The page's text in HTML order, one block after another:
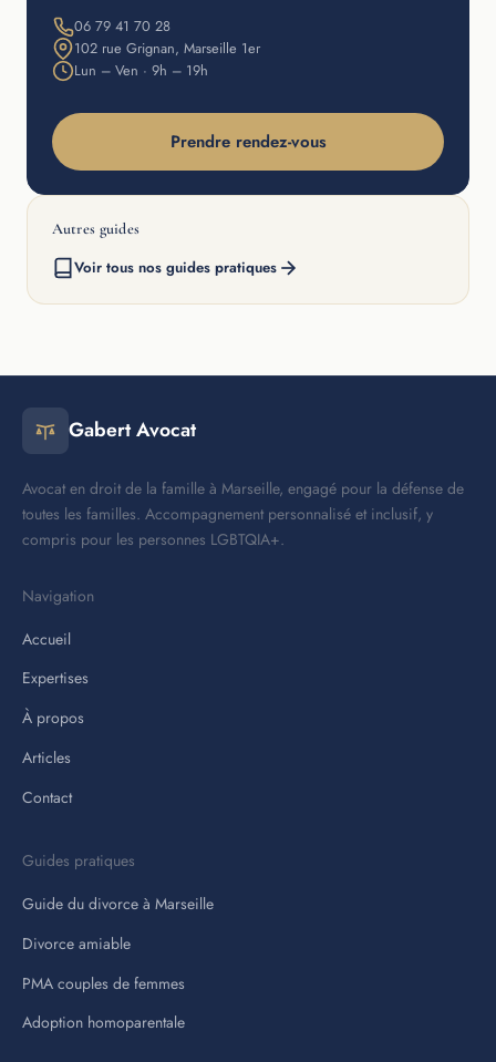
06 79 41 70 28
102 rue Grignan, Marseille 1er
Lun – Ven · 9h – 19h
Prendre rendez-vous
Autres guides
Voir tous nos guides pratiques
Gabert Avocat
Avocat en droit de la famille à Marseille, engagé pour la défense de
toutes les familles. Accompagnement personnalisé et inclusif, y
compris pour les personnes LGBTQIA+.
Navigation
Accueil
Expertises
À propos
Articles
Contact
Guides pratiques
Guide du divorce à Marseille
Divorce amiable
PMA couples de femmes
Adoption homoparentale